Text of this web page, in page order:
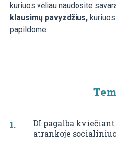
kuriuos vėliau naudosite
klausimų pavyzdžius,
papildome.
DI pagalba
atrankoje